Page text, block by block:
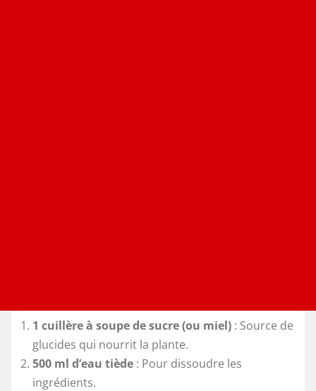
1 cuillère à soupe de sucre (ou miel) : Source de
glucides qui nourrit la plante.
500 ml d’eau tiède : Pour dissoudre les
ingrédients.